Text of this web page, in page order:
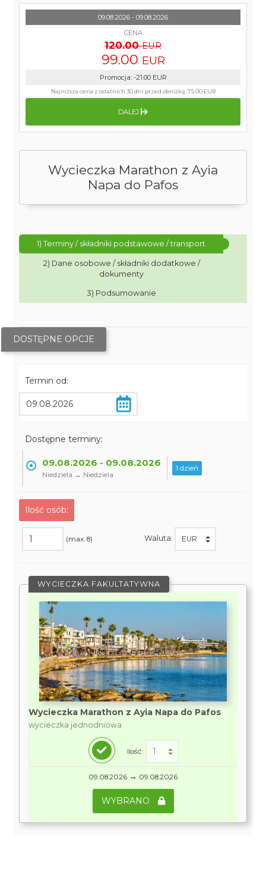
Wycieczka Marathon z Ayia
Napa do Pafos
1) Terminy / składniki podstawowe / transport
2) Dane osobowe / składniki dodatkowe /
dokumenty
3) Podsumowanie
DOSTĘPNE OPCJE
Termin od:
Dostępne terminy:
09.08.2026 - 09.08.2026
Niedziela → Niedziela
1 dzień
Ilość osób:
(max. 8) Waluta:
WYCIECZKA FAKULTATYWNA
Wycieczka Marathon z Ayia Napa do Pafos
wycieczka jednodniowa
Ilość:
09.08.2026 → 09.08.2026
WYBRANO
09.08.2026 - 09.08.2026
CENA
120.00 EUR
99.00 EUR
Promocja: -21.00 EUR
Najniższa cena z ostatnich 30 dni przed obniżką:75.00 EUR
DALEJ